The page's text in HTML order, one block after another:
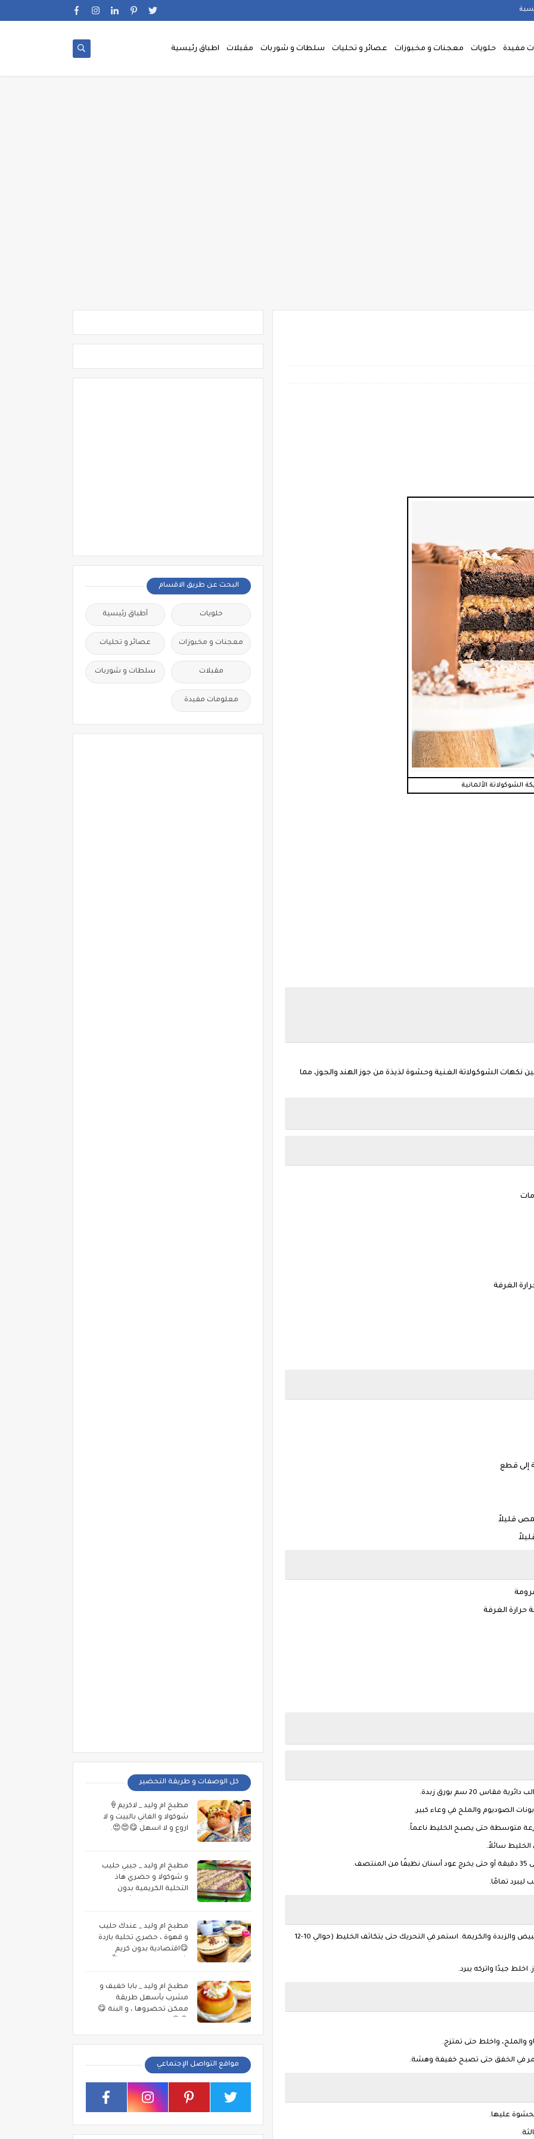
مفيدة حلويات معجنات و مخبوزات عصائر و تحليات سلطات و شوربات مقبلات اطباق رئيسية
الشوكولاتة الألمانية
نكهات الشوكولاتة الغنية وحشوة لذيذة من جوز الهند والجوز، مما
الصوديوم والملح في وعاء كبير.
متوسطة حتى يصبح الخليط ناعماً.
سائلاً.
في قدر على نار متوسطة، اخلط السكرين وصفار البيض والزبدة والكريمة. استمر في التحريك حتى يتكاثف الخليط (حوالي 10-12
اخلط جيدًا واتركه يبرد.
والملح، واخلط حتى تمتزج.
في الخفق حتى تصبح خفيفة وهشة.
عليها.
البحث عن طريق الاقسام
حلويات أطباق رئيسية
معجنات و مخبوزات عصائر و تحليات
مقبلات سلطات و شوربات
معلومات مفيدة
كل الوصفات و طريقة التحضير
مطبخ ام وليد _ لاكريم🍦
شوكولا و الفاني بالبيت و لا
اروع و لا اسهل 😋😍😍.
مطبخ ام وليد _ جيبي حليب
و شوكولا و حضري هاذ
التحلية الكريمية بدون
مطبخ ام وليد _ عندك حليب
و قهوة ، حضري تحلية باردة
😋اقتصادية بدون كريم
مطبخ ام وليد _ بابا خفيف و
مشرب بأسهل طريقة
ممكن تحضروها ، و البنة 😋
مواقع التواصل الإجتماعي